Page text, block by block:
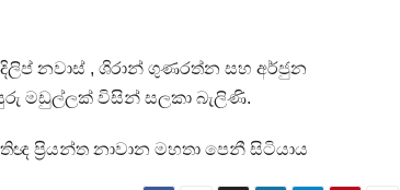
දිලිප් නවාස් , ශිරාන් ගුණරත්න සහ අර්ජුන
මඩුල්ලක් විසින් සලකා බැලිණි.
ප්‍රියන්ත නාවාන මහතා පෙනී සිටියාය